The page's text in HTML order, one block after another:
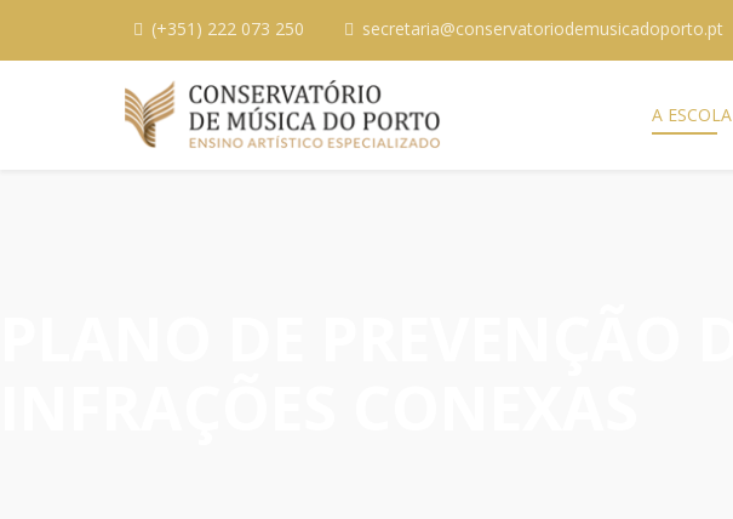
(+351) 222 073 250 secretaria@conservatoriodemusicadoporto.pt
A ESCOLA